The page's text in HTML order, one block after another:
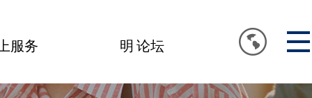
服务 明 论坛